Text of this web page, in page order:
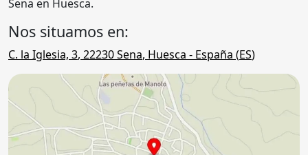
Sena en Huesca.
Nos situamos en:
C. la Iglesia, 3, 22230Sena, Huesca - España (ES)